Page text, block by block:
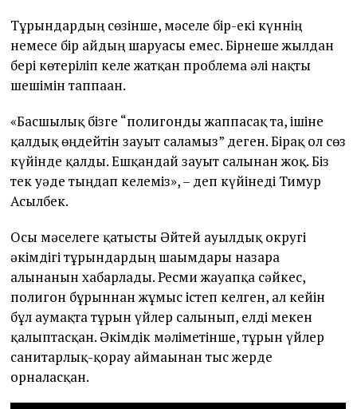
Тұрғындардың сөзінше, мәселе бір-екі күннің
немесе бір айдың шаруасы емес. Бірнеше жылдан
бері көтеріліп келе жатқан проблема әлі нақты
шешімін таппаған.
«Басшылық бізге “полигонды жаппасақ та, ішіне
қалдық өңдейтін зауыт саламыз” деген. Бірақ ол сөз
күйінде қалды. Ешқандай зауыт салынған жоқ. Біз
тек уәде тыңдап келеміз», – деп күйінеді Тимур
Асылбек.
Осы мәселеге қатысты Әйтей ауылдық округі
әкімдігі тұрғындардың шағымдары назарға
алынғанын хабарлады. Ресми жауапқа сәйкес,
полигон бұрыннан жұмыс істеп келген, ал кейін
бұл аумақта тұрғын үйлер салынып, елді мекен
қалыптасқан. Әкімдік мәліметінше, тұрғын үйлер
санитарлық-қорғау аймағынан тыс жерде
орналасқан.